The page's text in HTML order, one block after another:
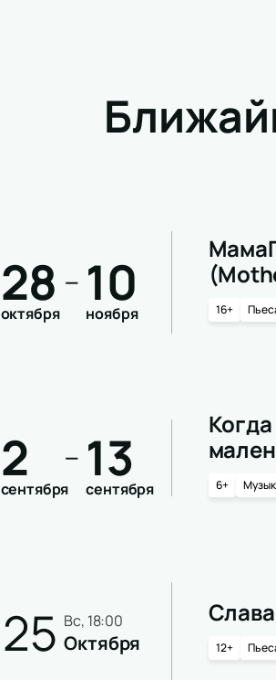
28
октября
— 10
ноября 16+
2
сентября
— 13
сентября 6+
25 вс, 18:00
Октября
Слава
12+